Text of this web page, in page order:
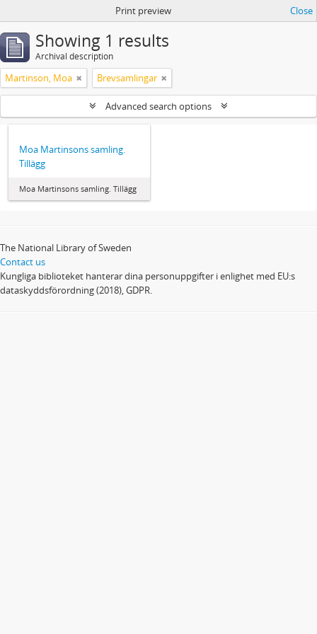
Print preview Close
Showing 1 results
Archival description
Martinson, Moa Brevsamlingar
Advanced search options
Moa Martinsons samling.
Tillägg
Moa Martinsons samling. Tillägg
The National Library of Sweden
Contact us
Kungliga biblioteket hanterar dina personuppgifter i enlighet med EU:s
dataskyddsförordning (2018), GDPR.